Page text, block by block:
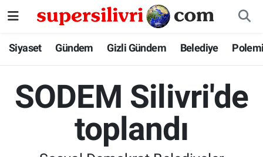
Siyaset Gündem Gizli Gündem Belediye
SODEM Silivri'de
toplandı
Siyaset
Gizli Gündem
İstanbul Nöbetçi Eczaneler
İstanbul Namaz Vakitleri
İstanbul Trafik Yoğunluk Haritası